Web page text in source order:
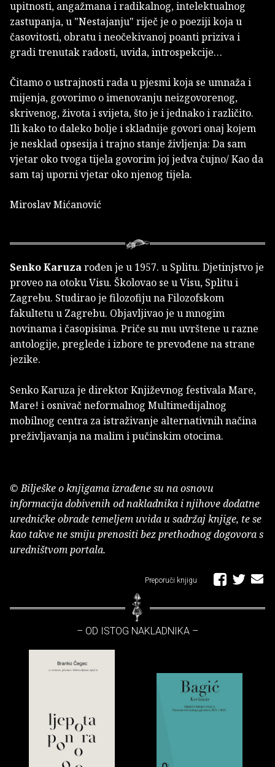
upitnosti, angažmana i radikalnog, intelektualnog
zastupanja, u "Nestajanju" riječ je o poeziji koja u
časovitosti, obratu i neočekivanoj poanti priziva i
gradi trenutak radosti, uvida, introspekcije…
Čitamo o ustrajnosti rada u pjesmi koja se umnaža i
mijenja, govorimo o imenovanju neizgovorenog,
skrivenog, života i svijeta, što je i jednako i različito.
Ili kako to daleko bolje i skladnije govori onaj kojem
je nesklad opsesija i trajno stanje življenja: Da sam
vjetar oko tvoga tijela govorim joj jedva čujno/ Kao da
sam taj uporni vjetar oko njenog tijela.
Miroslav Mićanović
Senko Karuzarođen je u 1957. u Splitu. Djetinjstvo je
proveo na otoku Visu. Školovao se u Visu, Splitu i
Zagrebu. Studirao je filozofiju na Filozofskom
fakultetu u Zagrebu. Objavljivao je u mnogim
novinama i časopisima. Priče su mu uvrštene u razne
antologije, preglede i izbore te prevođene na strane
jezike.
Senko Karuza je direktor Književnog festivala Mare,
Mare! i osnivač neformalnog Multimedijalnog
mobilnog centra za istraživanje alternativnih načina
preživljavanja na malim i pučinskim otocima.
© Bilješke o knjigama izrađene su na osnovu
informacija dobivenih od nakladnika i njihove dodatne
uredničke obrade temeljem uvida u sadržaj knjige, te se
kao takve ne smiju prenositi bez prethodnog dogovora s
uredništvom portala.
Preporuči knjigu
– OD ISTOG NAKLADNIKA –